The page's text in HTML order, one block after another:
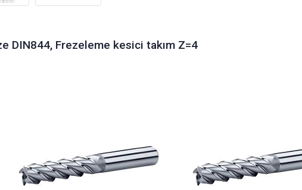
DIN844, Frezeleme kesici takım Z=4